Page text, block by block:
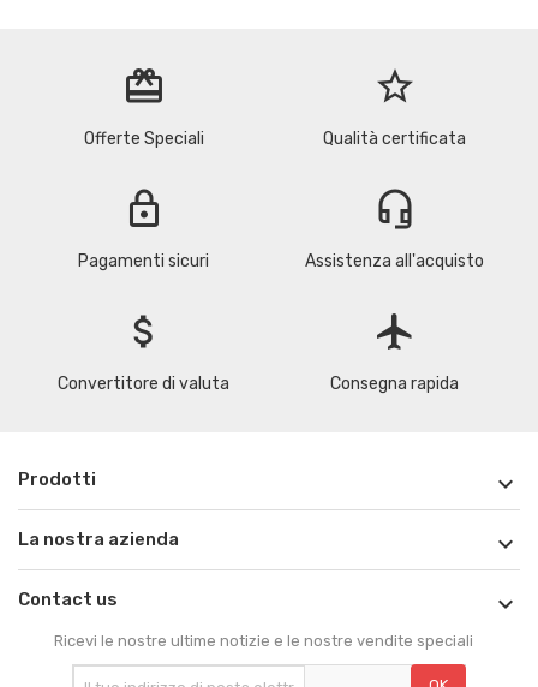
redeem
Offerte Speciali
star_border
Qualità certificata
lock
Pagamenti sicuri
headset_mic
Assistenza all'acquisto
attach_money
Convertitore di valuta
flight
Consegna rapida
Prodotti 
La nostra azienda 
Contact us 
Ricevi le nostre ultime notizie e le nostre vendite speciali